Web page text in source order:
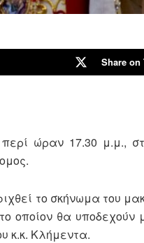
Share on
ώραν 17.30 μ.μ.,
το σκήνωμα του
οποίον θα υποδεχούν
κ.κ. Κλήμεντα.